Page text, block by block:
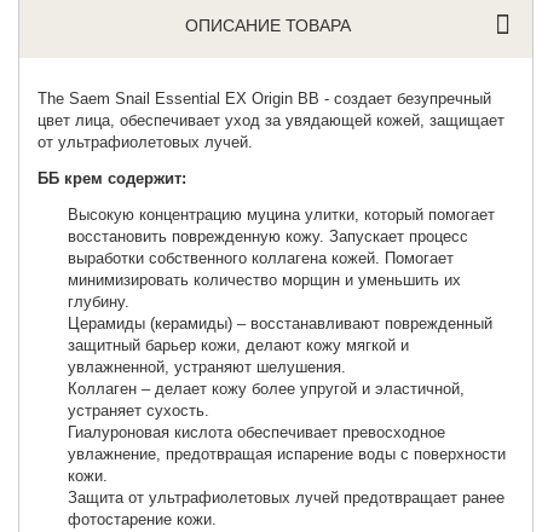
ОПИСАНИЕ ТОВАРА
The Saem Snail Essential EX Origin BB - создает безупречный
цвет лица, обеспечивает уход за увядающей кожей, защищает
от ультрафиолетовых лучей.
ББ крем содержит:
Высокую концентрацию муцина улитки, который помогает
восстановить поврежденную кожу. Запускает процесс
выработки собственного коллагена кожей. Помогает
минимизировать количество морщин и уменьшить их
глубину.
Церамиды (керамиды) – восстанавливают поврежденный
защитный барьер кожи, делают кожу мягкой и
увлажненной, устраняют шелушения.
Коллаген – делает кожу более упругой и эластичной,
устраняет сухость.
Гиалуроновая кислота обеспечивает превосходное
увлажнение, предотвращая испарение воды с поверхности
кожи.
Защита от ультрафиолетовых лучей предотвращает ранее
фотостарение кожи.